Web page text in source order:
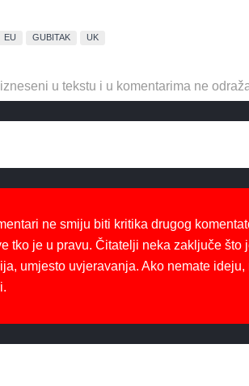
EU GUBITAK UK
u tekstu i u komentarima ne
ne smiju biti kritika drugog
tko je u pravu. Čitatelji neka zaključe što
umjesto uvjeravanja. Ako nemate